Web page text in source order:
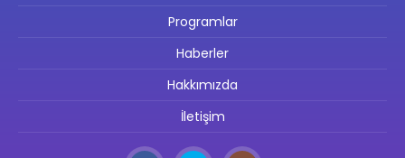
Programlar
Haberler
Hakkımızda
İletişim